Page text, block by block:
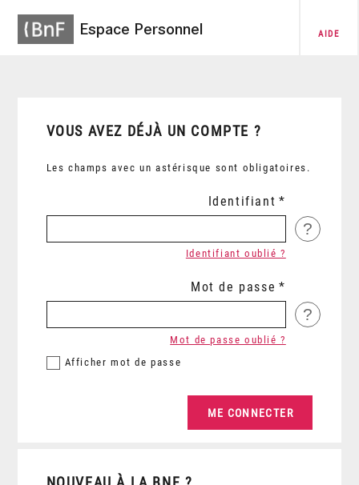
Espace Personnel AIDE
VOUS AVEZ DÉJÀ UN COMPTE ?
Les champs avec un astérisque sont obligatoires.
Identifiant
?
Identifiant oublié ?
Mot de passe
?
Afficher mot de passe
Mot de passe oublié ?